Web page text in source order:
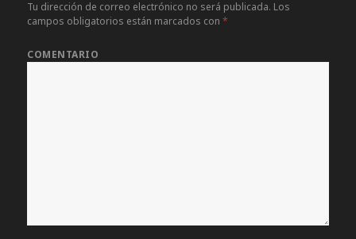
Tu dirección de correo electrónico no será publicada. Los
campos obligatorios están marcados con*
COMENTARIO